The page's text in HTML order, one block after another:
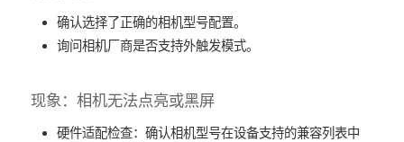
​确认选择了正确的相机型号配置。
询问相机厂商是否支持外触发模式。
​现象：相机无法点亮或黑屏
​硬件适配检查：确认相机型号在设备支持的兼容列表中